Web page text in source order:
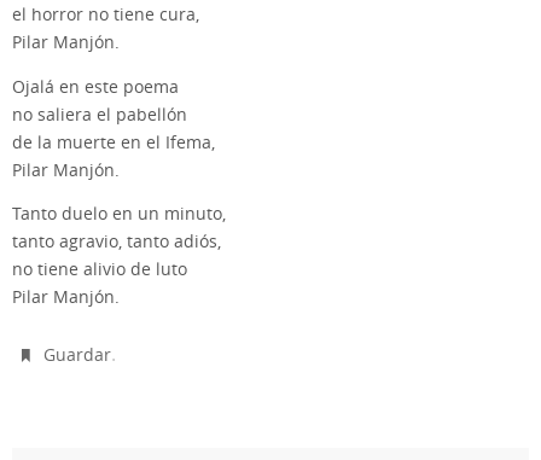
el horror no tiene cura,
Pilar Manjón.
Ojalá en este poema
no saliera el pabellón
de la muerte en el Ifema,
Pilar Manjón.
Tanto duelo en un minuto,
tanto agravio, tanto adiós,
no tiene alivio de luto
Pilar Manjón.
Guardar.